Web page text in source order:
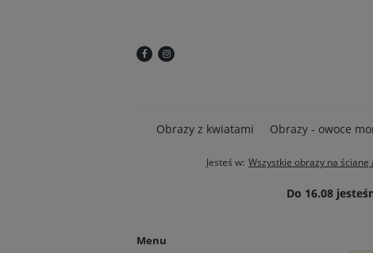
Obrazy z kwiatami Obrazy - owoce
Jesteś w: Wszystkie obrazy na ścianę
Do 16.08
Menu